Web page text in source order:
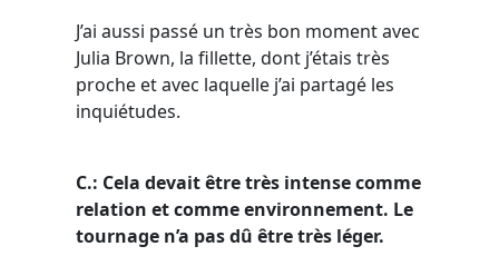
J’ai aussi passé un très bon moment avec
Julia Brown, la fillette, dont j’étais très
proche et avec laquelle j’ai partagé les
inquiétudes.
C.: Cela devait être très intense comme
relation et comme environnement. Le
tournage n’a pas dû être très léger.